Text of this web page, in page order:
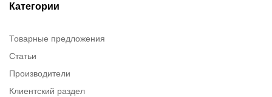
Категории
Товарные предложения
Статьи
Производители
Клиентский раздел